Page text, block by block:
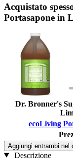
Acquistato
Portasapone in
Dr. Bronner's
ecoLiving
Aggiungi entrambi nel
Descrizione